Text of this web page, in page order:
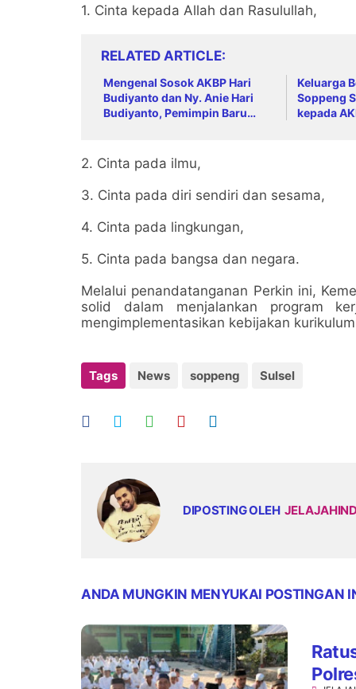
1. Cinta kepada Allah dan Rasulullah,
RELATED ARTICLE
Mengenal Sosok AKBP Hari
Budiyanto dan Ny. Anie Hari
Budiyanto, Pemimpin Baru
Keluarga
Soppeng
kepada
2. Cinta pada ilmu,
3. Cinta pada diri sendiri dan sesama,
4. Cinta pada lingkungan,
5. Cinta pada bangsa dan negara.
Melalui penandatanganan Perkin ini,
solid dalam menjalankan program
mengimplementasikan kebijakan
Tags News soppeng Sulsel
DIPOSTING OLEH
ANDA MUNGKIN MENYUKAI POSTINGAN